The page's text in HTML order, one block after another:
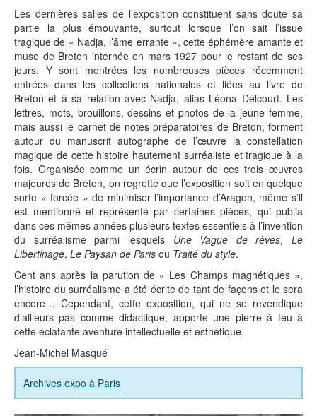
Les dernières salles de l’exposition constituent sans doute sa
partie la plus émouvante, surtout lorsque l’on sait l’issue
tragique de « Nadja, l’âme errante », cette éphémère amante et
muse de Breton internée en mars 1927 pour le restant de ses
jours. Y sont montrées les nombreuses pièces récemment
entrées dans les collections nationales et liées au livre de
Breton et à sa relation avec Nadja, alias Léona Delcourt. Les
lettres, mots, brouillons, dessins et photos de la jeune femme,
mais aussi le carnet de notes préparatoires de Breton, forment
autour du manuscrit autographe de l’œuvre la constellation
magique de cette histoire hautement surréaliste et tragique à la
fois. Organisée comme un écrin autour de ces trois œuvres
majeures de Breton, on regrette que l’exposition soit en quelque
sorte « forcée » de minimiser l’importance d’Aragon, même s’il
est mentionné et représenté par certaines pièces, qui publia
dans ces mêmes années plusieurs textes essentiels à l’invention
du surréalisme parmi lesquels Une Vague de rêves, Le
Libertinage, Le Paysan de Paris ou Traité du style.
Cent ans après la parution de « Les Champs magnétiques »,
l’histoire du surréalisme a été écrite de tant de façons et le sera
encore… Cependant, cette exposition, qui ne se revendique
d’ailleurs pas comme didactique, apporte une pierre à feu à
cette éclatante aventure intellectuelle et esthétique.
Jean-Michel Masqué
Archives expo à Paris